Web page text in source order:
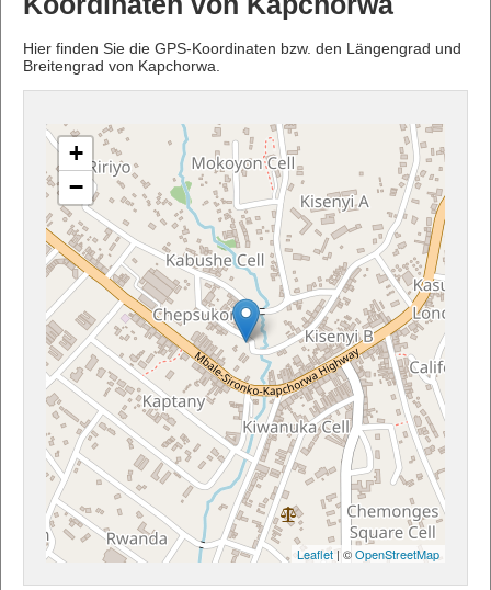
Hier finden Sie die GPS-Koordinaten bzw. den Längengrad und
Breitengrad von Kapchorwa.
+
−
Leaflet | ©OpenStreetMap